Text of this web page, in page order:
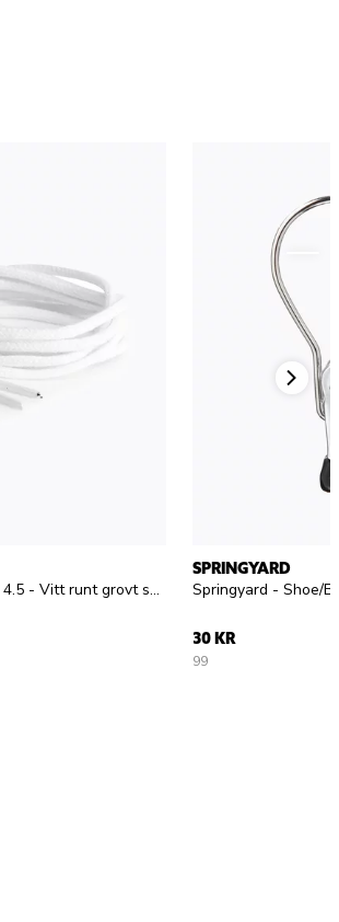
Springyard - Round 4.5 - Vitt runt grovt skosnöre
SPRINGYARD
30 KR
99